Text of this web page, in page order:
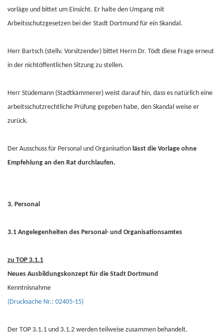
vorläge und bittet um Einsicht. Er halte den Umgang mit
Arbeitsschutzgesetzen bei der Stadt Dortmund für ein Skandal.
Herr Bartsch (stellv. Vorsitzender) bittet Herrn Dr. Tödt diese Frage erneut
in der nichtöffentlichen Sitzung zu stellen.
Herr Stüdemann (Stadtkämmerer) weist darauf hin, dass es natürlich eine
arbeitsschutzrechtliche Prüfung gegeben habe, den Skandal weise er
zurück.
Der Ausschuss für Personal und Organisation lässt die Vorlage ohne
Empfehlung an den Rat durchlaufen.
3. Personal
3.1 Angelegenheiten des Personal- und Organisationsamtes
zu TOP 3.1.1
Neues Ausbildungskonzept für die Stadt Dortmund
Kenntnisnahme
(Drucksache Nr.: 02405-15)
Der TOP 3.1.1 und 3.1.2 werden teilweise zusammen behandelt.